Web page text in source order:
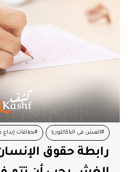
#الغش في الباكاللوريا #بطاقات
#تونس #رابطة حقوق الإنسانرابطة حقوق